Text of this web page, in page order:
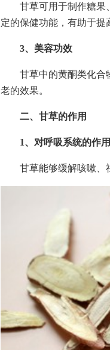
甘草可用于制作糖果
定的保健功能，有助于提
3、美容功效
甘草中的黄酮类化合
老的效果。
二、甘草的作用
1、对呼吸系统的作用
甘草能够缓解咳嗽、